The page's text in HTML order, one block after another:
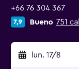
+66 76 304 367
7,9 Bueno 751
lun. 17/8